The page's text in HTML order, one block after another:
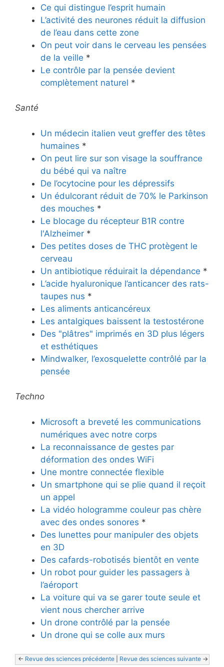
Ce qui distingue l’esprit humain
L’activité des neurones réduit la diffusion
de l’eau dans cette zone
On peut voir dans le cerveau les pensées
de la veille *
Le contrôle par la pensée devient
complètement naturel *
Santé
Un médecin italien veut greffer des têtes
humaines *
On peut lire sur son visage la souffrance
du bébé qui va naître
De l’ocytocine pour les dépressifs
Un édulcorant réduit de 70% le Parkinson
des mouches *
Le blocage du récepteur B1R contre
l'Alzheimer *
Des petites doses de THC protègent le
cerveau
Un antibiotique réduirait la dépendance *
L’acide hyaluronique l’anticancer des rats-
taupes nus *
Les aliments anticancéreux
Les antalgiques baissent la testostérone
Des "plâtres" imprimés en 3D plus légers
et esthétiques
Mindwalker, l’exosquelette contrôlé par la
pensée
Techno
Microsoft a breveté les communications
numériques avec notre corps
La reconnaissance de gestes par
déformation des ondes WiFi
Une montre connectée flexible
Un smartphone qui se plie quand il reçoit
un appel
La vidéo hologramme couleur pas chère
avec des ondes sonores *
Des lunettes pour manipuler des objets
en 3D
Des cafards-robotisés bientôt en vente
Un robot pour guider les passagers à
l’aéroport
La voiture qui va se garer toute seule et
vient nous chercher arrive
Un drone contrôlé par la pensée
Un drone qui se colle aux murs
<- Revue des sciences précédente Revue des sciences suivante ->